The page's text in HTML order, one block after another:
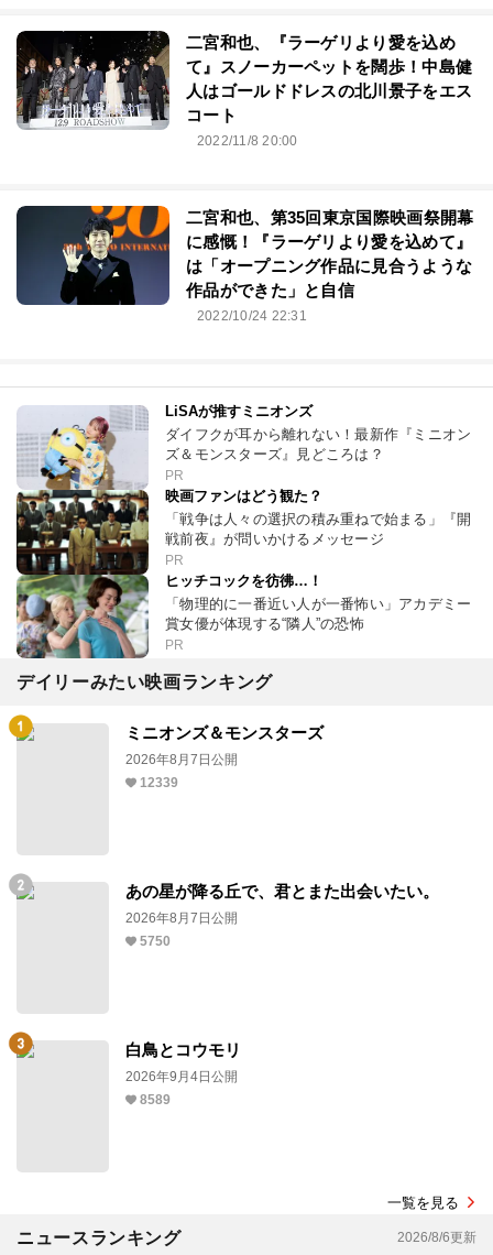
二宮和也、『ラーゲリより愛を込め
て』スノーカーペットを闊歩！中島健
人はゴールドドレスの北川景子をエス
コート
2022/11/8 20:00
二宮和也、第35回東京国際映画祭開幕
に感慨！『ラーゲリより愛を込めて』
は「オープニング作品に見合うような
作品ができた」と自信
2022/10/24 22:31
LiSAが推すミニオンズ
ダイフクが耳から離れない！最新作『ミニオン
ズ＆モンスターズ』見どころは？
PR
映画ファンはどう観た？
「戦争は人々の選択の積み重ねで始まる」『開
戦前夜』が問いかけるメッセージ
PR
ヒッチコックを彷彿…！
「物理的に一番近い人が一番怖い」アカデミー
賞女優が体現する“隣人”の恐怖
PR
デイリーみたい映画ランキング
ミニオンズ＆モンスターズ
2026年8月7日公開
12339
あの星が降る丘で、君とまた出会いたい。
2026年8月7日公開
5750
白鳥とコウモリ
2026年9月4日公開
8589
一覧を見る
ニュースランキング 2026/8/6更新